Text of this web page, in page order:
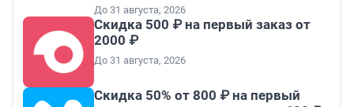
До 31 августа, 2026
Скидка 500 ₽ на первый заказ от
2000 ₽
До 31 августа, 2026
Скидка 50% от 800 ₽ на первый